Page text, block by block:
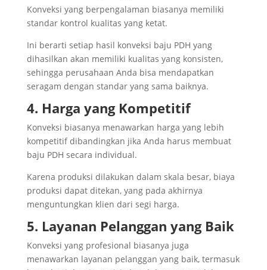
Konveksi yang berpengalaman biasanya memiliki
standar kontrol kualitas yang ketat.
Ini berarti setiap hasil konveksi baju PDH yang
dihasilkan akan memiliki kualitas yang konsisten,
sehingga perusahaan Anda bisa mendapatkan
seragam dengan standar yang sama baiknya.
4. Harga yang Kompetitif
Konveksi biasanya menawarkan harga yang lebih
kompetitif dibandingkan jika Anda harus membuat
baju PDH secara individual.
Karena produksi dilakukan dalam skala besar, biaya
produksi dapat ditekan, yang pada akhirnya
menguntungkan klien dari segi harga.
5. Layanan Pelanggan yang Baik
Konveksi yang profesional biasanya juga
menawarkan layanan pelanggan yang baik, termasuk